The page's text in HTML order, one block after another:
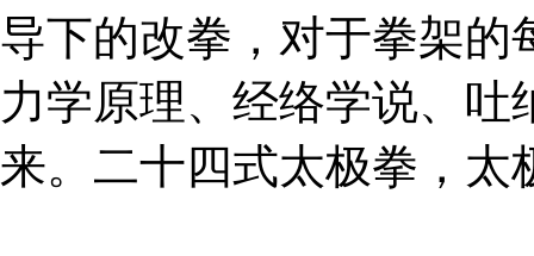
导下的改拳，对于拳架
力学原理、经络学说、
来。二十四式太极拳，太